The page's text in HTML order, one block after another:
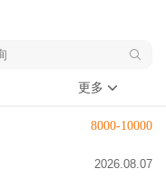
更多
8000-10000
2026.08.07